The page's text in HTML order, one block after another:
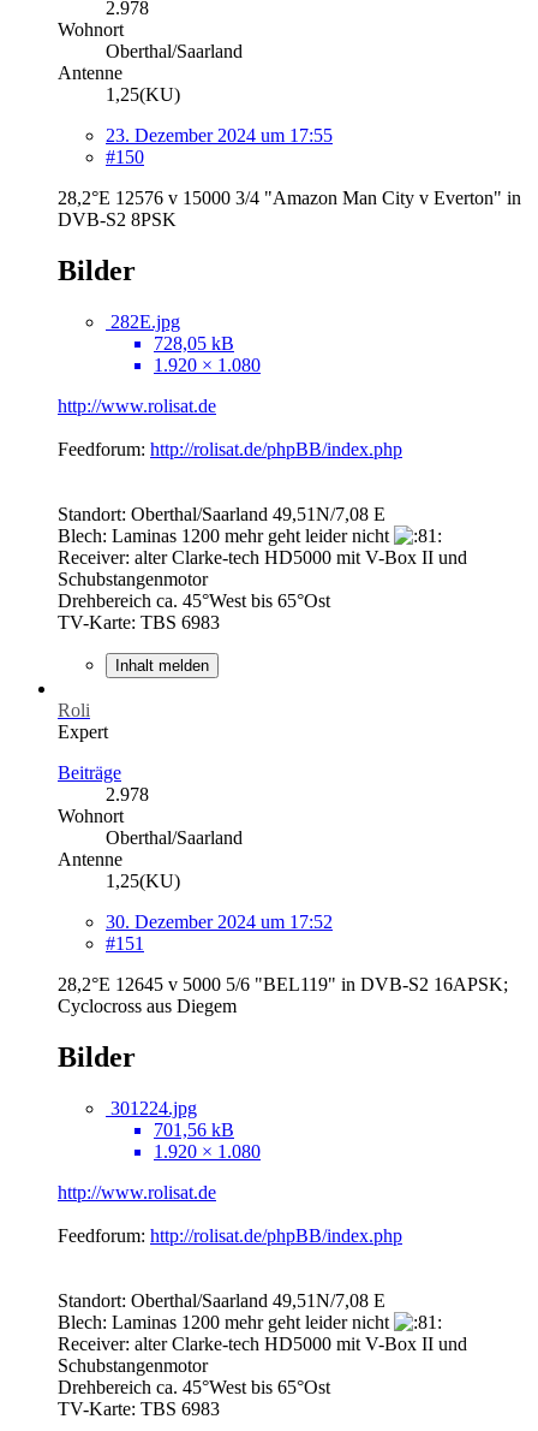
2.978
Wohnort
Oberthal/Saarland
Antenne
1,25(KU)
23. Dezember 2024 um 17:55
#150
28,2°E 12576 v 15000 3/4 "Amazon Man City v Everton" in
DVB-S2 8PSK
Bilder
282E.jpg
728,05 kB
1.920 × 1.080
http://www.rolisat.de
Feedforum: http://rolisat.de/phpBB/index.php
Standort: Oberthal/Saarland 49,51N/7,08 E
Blech: Laminas 1200 mehr geht leider nicht
Receiver: alter Clarke-tech HD5000 mit V-Box II und
Schubstangenmotor
Drehbereich ca. 45°West bis 65°Ost
TV-Karte: TBS 6983
Inhalt melden
Roli
Expert
Beiträge
2.978
Wohnort
Oberthal/Saarland
Antenne
1,25(KU)
30. Dezember 2024 um 17:52
#151
28,2°E 12645 v 5000 5/6 "BEL119" in DVB-S2 16APSK;
Cyclocross aus Diegem
Bilder
301224.jpg
701,56 kB
1.920 × 1.080
http://www.rolisat.de
Feedforum: http://rolisat.de/phpBB/index.php
Standort: Oberthal/Saarland 49,51N/7,08 E
Blech: Laminas 1200 mehr geht leider nicht
Receiver: alter Clarke-tech HD5000 mit V-Box II und
Schubstangenmotor
Drehbereich ca. 45°West bis 65°Ost
TV-Karte: TBS 6983